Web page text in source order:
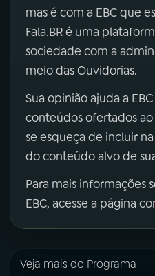
mas é com a EBC que
Fala.BR é uma
sociedade com a
meio das Ouvidorias.
Sua opinião ajuda a
conteúdos ofertados ao
se esqueça de incluir
do conteúdo alvo de
Para mais informações
EBC, acesse a página
Veja mais do Programa